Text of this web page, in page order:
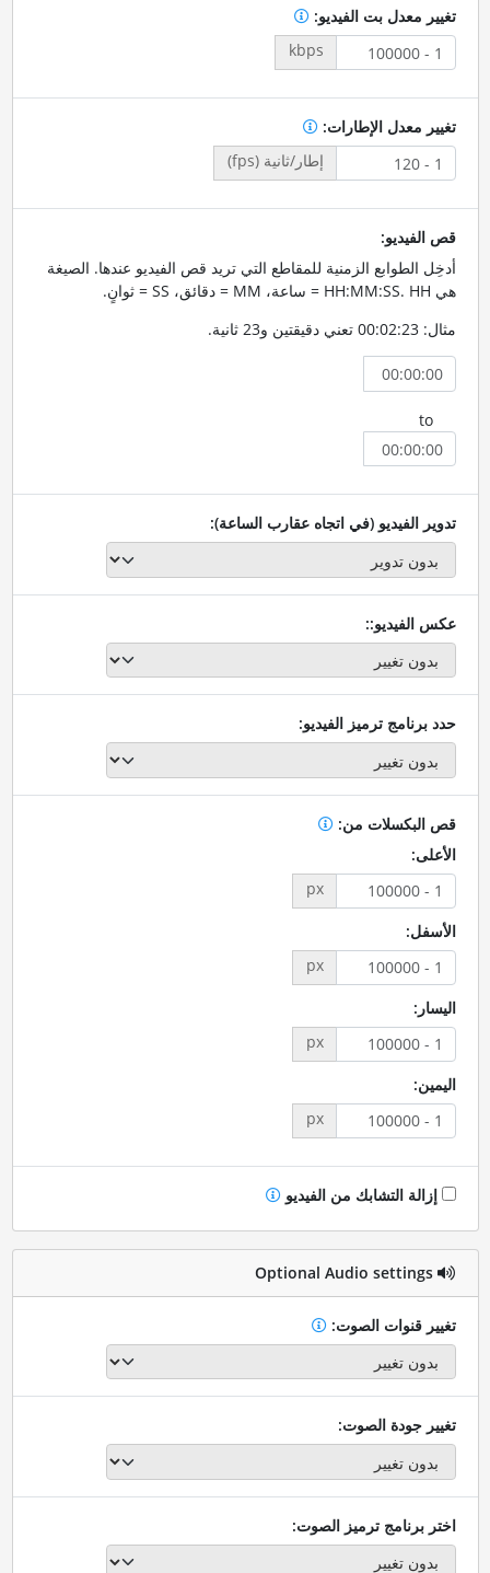
تغيير معدل بت الفيديو:
kbps
تغيير معدل الإطارات:
إطار/ثانية (fps)
قص الفيديو:
أدخِل الطوابع الزمنية للمقاطع التي تريد قص الفيديو عندها. الصيغة
هي HH:MM:SS. HH = ساعة، MM = دقائق، SS = ثوانٍ.
مثال: 00:02:23 تعني دقيقتين و23 ثانية.
to
تدوير الفيديو (في اتجاه عقارب الساعة):
عكس الفيديو::
حدد برنامج ترميز الفيديو:
قص البكسلات من:
الأعلى:
px
الأسفل:
px
اليسار:
px
اليمين:
px
إزالة التشابك من الفيديو
Optional Audio settings
تغيير قنوات الصوت:
تغيير جودة الصوت:
اختر برنامج ترميز الصوت: